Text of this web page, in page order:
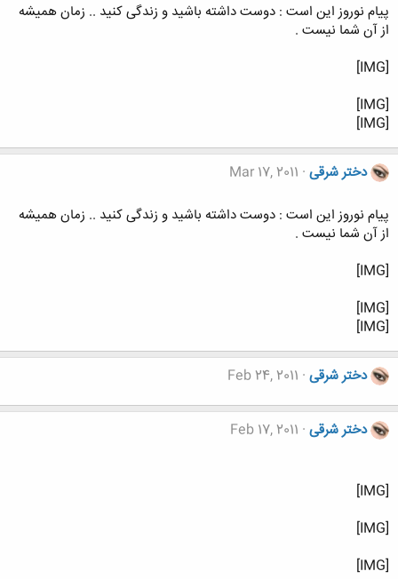
پیام نوروز این است : دوست داشته باشید و زندگی کنید .. زمان همیشه
از آن شما نیست .
[IMG]
[IMG]
[IMG]
دختر شرقی Mar 17, 2011
پیام نوروز این است : دوست داشته باشید و زندگی کنید .. زمان همیشه
از آن شما نیست .
[IMG]
[IMG]
[IMG]
دختر شرقی Feb 24, 2011
دختر شرقی Feb 17, 2011
[IMG]
[IMG]
[IMG]